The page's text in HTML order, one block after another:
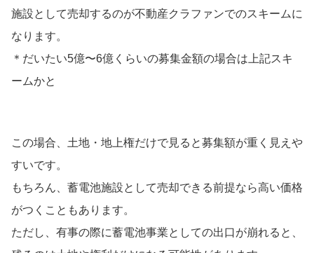
施設として売却するのが不動産クラファンでのスキームに
なります。
＊だいたい5億〜6億くらいの募集金額の場合は上記スキ
ームかと
この場合、土地・地上権だけで見ると募集額が重く見えや
すいです。
もちろん、蓄電池施設として売却できる前提なら高い価格
がつくこともあります。
ただし、有事の際に蓄電池事業としての出口が崩れると、